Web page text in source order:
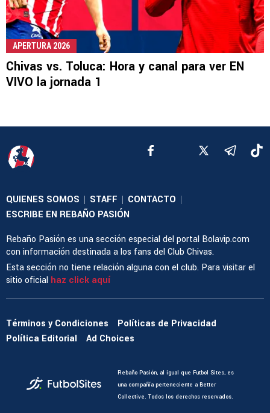
APERTURA 2026
Chivas vs. Toluca: Hora y canal para ver EN
VIVO la jornada 1
QUIENES SOMOS STAFF CONTACTO
ESCRIBE EN REBAÑO PASIÓN
Rebaño Pasión es una sección especial del portal Bolavip.com
con información destinada a los fans del Club Chivas.
Esta sección no tiene relación alguna con el club. Para visitar el
sitio oficial haz click aquí
Términos y Condiciones
Políticas de Privacidad
Política Editorial
Ad Choices
Rebaño Pasión, al igual que Futbol Sites, es
una compañía perteneciente a Better
Collective. Todos los derechos reservados.